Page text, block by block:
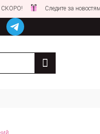
Следите за новостями на